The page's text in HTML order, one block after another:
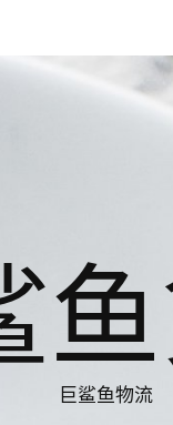
巨鲨鱼物流